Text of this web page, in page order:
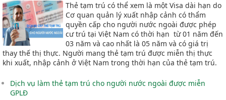
Thẻ tạm trú có thể xem là một Visa dài hạn do
Cơ quan quản lý xuất nhập cảnh có thẩm
quyền cấp cho người nước ngoài được phép
cư trú tại Việt Nam có thời hạn từ 01 năm đến
03 năm và cao nhất là 05 năm và có giá trị
thay thế thị thực. Người mang thẻ tạm trú được miễn thị thực
khi xuất, nhập cảnh ở Việt Nam trong thời hạn của thẻ tạm trú.
Dịch vụ làm thẻ tạm trú cho người nước ngoài được miễn
GPLĐ